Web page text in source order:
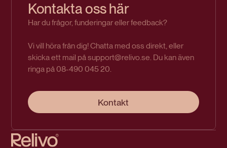
Kontakta oss här
Har du frågor, funderingar eller feedback?
Vi vill höra från dig! Chatta med oss direkt, eller
skicka ett mail på support@relivo.se. Du kan även
ringa på 08-490 045 20.
Kontakt